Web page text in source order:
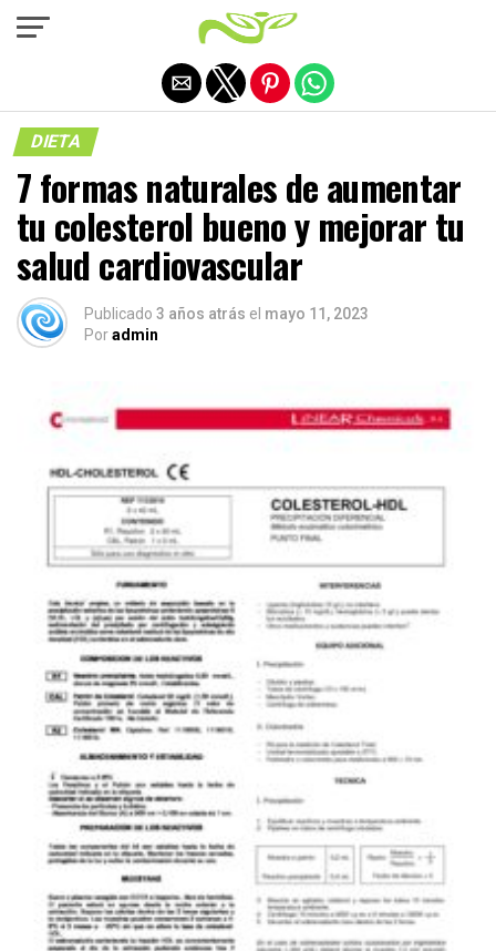
DIETA
7 formas naturales de aumentar
tu colesterol bueno y mejorar tu
salud cardiovascular
Publicado 3 años atrás el mayo 11, 2023
Poradmin
Salir de la versión móvil